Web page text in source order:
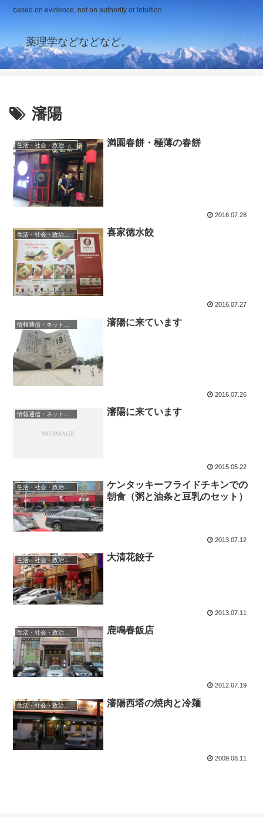
based on evidence, not on authority or intuition
薬理学などなどなど。
瀋陽
生活・社会・政治・経済 満園春餅・極薄の春餅
2016.07.28
生活・社会・政治・経済 喜家徳水餃
2016.07.27
瀋陽に来ています
2016.07.26
情報通信・ネット・メディア 瀋陽に来ています
2015.05.22
生活・社会・政治・経済
ケンタッキーフライドチキンでの
朝食（粥と油条と豆乳のセット）
2013.07.12
生活・社会・政治・経済 大清花餃子
2013.07.11
生活・社会・政治・経済 鹿鳴春飯店
2012.07.19
生活・社会・政治・経済 瀋陽西塔の焼肉と冷麺
2009.08.11